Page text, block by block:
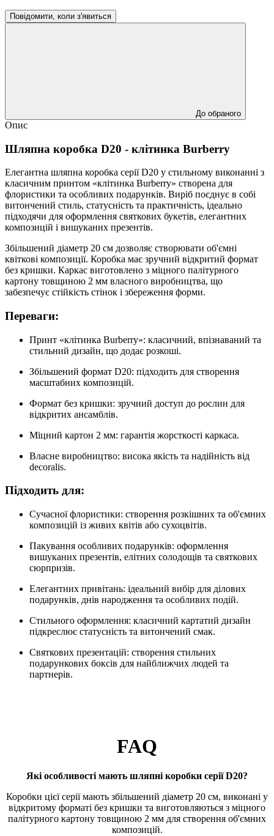
Повідомити, коли з'явиться
До обраного
Опис
Шляпна коробка D20 - клітинка Burberry
Елегантна шляпна коробка серії D20 у стильному виконанні з
класичним принтом «клітинка Burberry» створена для
флористики та особливих подарунків. Виріб поєднує в собі
витончений стиль, статусність та практичність, ідеально
підходячи для оформлення святкових букетів, елегантних
композицій і вишуканих презентів.
Збільшений діаметр 20 см дозволяє створювати об'ємні
квіткові композиції. Коробка має зручний відкритий формат
без кришки. Каркас виготовлено з міцного палітурного
картону товщиною 2 мм власного виробництва, що
забезпечує стійкість стінок і збереження форми.
Переваги:
Принт «клітинка Burberry»: класичний, впізнаваний та
стильний дизайн, що додає розкоші.
Збільшений формат D20: підходить для створення
масштабних композицій.
Формат без кришки: зручний доступ до рослин для
відкритих ансамблів.
Міцний картон 2 мм: гарантія жорсткості каркаса.
Власне виробництво: висока якість та надійність від
decoralis.
Підходить для:
Сучасної флористики: створення розкішних та об'ємних
композицій із живих квітів або сухоцвітів.
Пакування особливих подарунків: оформлення
вишуканих презентів, елітних солодощів та святкових
сюрпризів.
Елегантних привітань: ідеальний вибір для ділових
подарунків, днів народження та особливих подій.
Стильного оформлення: класичний картатий дизайн
підкреслює статусність та витончений смак.
Святкових презентацій: створення стильних
подарункових боксів для найближчих людей та
партнерів.
FAQ
Які особливості мають шляпні коробки серії D20?
Коробки цієї серії мають збільшений діаметр 20 см, виконані у
відкритому форматі без кришки та виготовляються з міцного
палітурного картону товщиною 2 мм для створення об'ємних
композицій.